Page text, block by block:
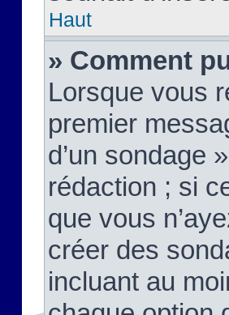
Haut
» Comment
Lorsque vous
premier
d’un sondage
rédaction ; si
que vous
créer des
incluant au